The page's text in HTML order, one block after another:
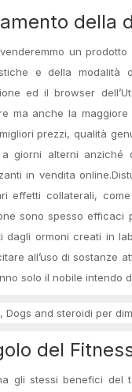
della
un
e della modalità
ed il browser
ma anche la
prezzi, qualità
giorni alterni anziché
in vendita
effetti collaterali,
sono spesso efficaci
dagli ormoni creati in
all’uso di sostanze
solo il nobile intendo di
del
gli stessi benefici del